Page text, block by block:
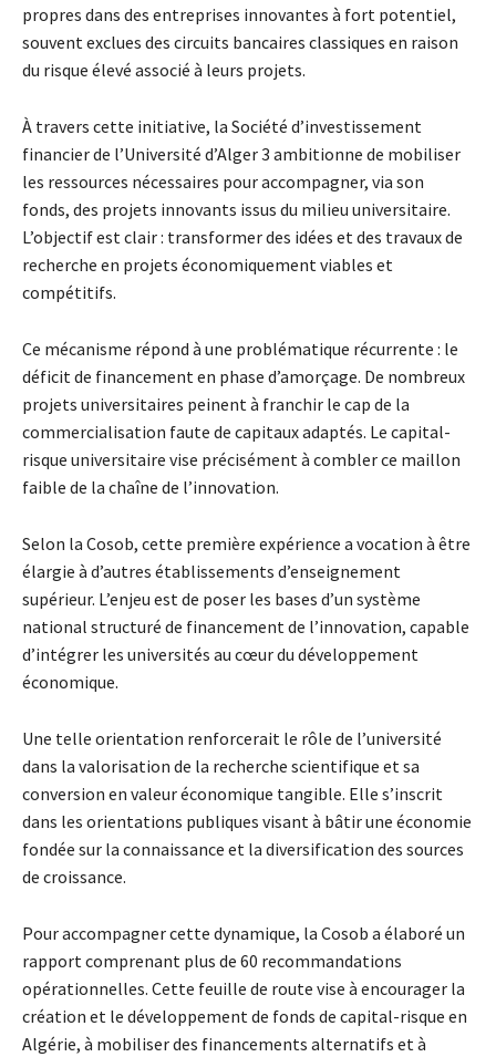
propres dans des entreprises innovantes à fort potentiel,
souvent exclues des circuits bancaires classiques en raison
du risque élevé associé à leurs projets.
À travers cette initiative, la Société d’investissement
financier de l’Université d’Alger 3 ambitionne de mobiliser
les ressources nécessaires pour accompagner, via son
fonds, des projets innovants issus du milieu universitaire.
L’objectif est clair : transformer des idées et des travaux de
recherche en projets économiquement viables et
compétitifs.
Ce mécanisme répond à une problématique récurrente : le
déficit de financement en phase d’amorçage. De nombreux
projets universitaires peinent à franchir le cap de la
commercialisation faute de capitaux adaptés. Le capital-
risque universitaire vise précisément à combler ce maillon
faible de la chaîne de l’innovation.
Selon la Cosob, cette première expérience a vocation à être
élargie à d’autres établissements d’enseignement
supérieur. L’enjeu est de poser les bases d’un système
national structuré de financement de l’innovation, capable
d’intégrer les universités au cœur du développement
économique.
Une telle orientation renforcerait le rôle de l’université
dans la valorisation de la recherche scientifique et sa
conversion en valeur économique tangible. Elle s’inscrit
dans les orientations publiques visant à bâtir une économie
fondée sur la connaissance et la diversification des sources
de croissance.
Pour accompagner cette dynamique, la Cosob a élaboré un
rapport comprenant plus de 60 recommandations
opérationnelles. Cette feuille de route vise à encourager la
création et le développement de fonds de capital-risque en
Algérie, à mobiliser des financements alternatifs et à